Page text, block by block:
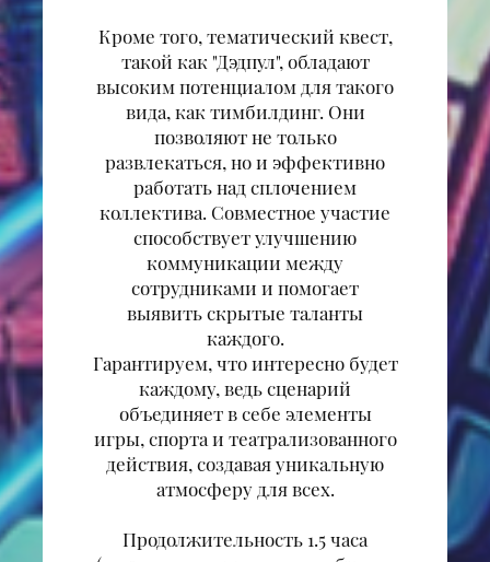
Кроме того, тематический квест,
такой как "Дэдпул", обладают
высоким потенциалом для такого
вида, как тимбилдинг. Они
позволяют не только
развлекаться, но и эффективно
работать над сплочением
коллектива. Совместное участие
способствует улучшению
коммуникации между
сотрудниками и помогает
выявить скрытые таланты
каждого.
Гарантируем, что интересно будет
каждому, ведь сценарий
объединяет в себе элементы
игры, спорта и театрализованного
действия, создавая уникальную
атмосферу для всех.
Продолжительность 1.5 часа